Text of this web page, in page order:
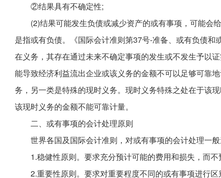
②结果具有不确定性;
(2)结果可能发生负债或减少资产的或有事项，可能会
是指或有负债。《国际会计准则第37号-准备、或有负债和
在义务，其存在通过未来不确定事项的发生或不发生予以
能导致经济利益流出企业或该义务的金额不可以足够可靠
务，另一类是特殊的现时义务。现时义务特殊之处在于该
该现时义务的金额不能可靠计量。
二、或有事项的会计处理原则
世界各国及国际会计准则，对或有事项的会计处理一
1.稳健性原则。要求充分预计可能的费用和损失，而
2.重要性原则。要求对重要程度不同的或有事项进行